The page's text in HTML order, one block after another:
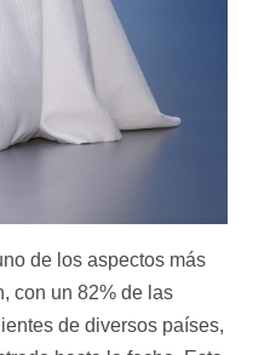
de los aspectos más
con un 82% de las
de diversos países,